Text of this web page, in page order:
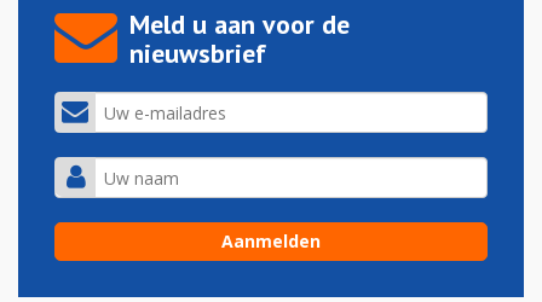
Meld u aan voor de
nieuwsbrief